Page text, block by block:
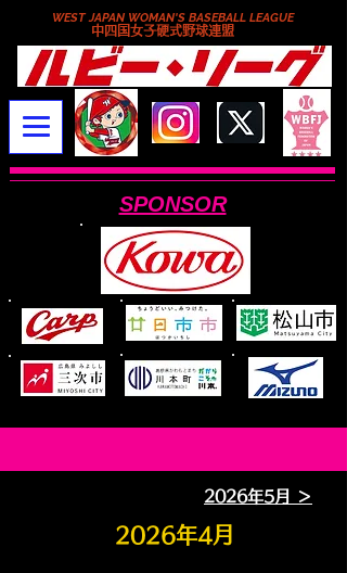
WEST JAPAN WOMAN'S BASEBALL LEAGUE
​中四国女子硬式野球連盟
SPONSOR
2026年5月 ＞
2026年4月